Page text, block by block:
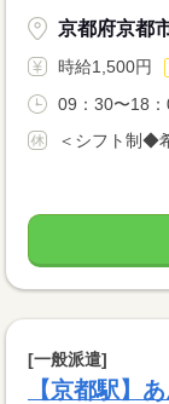
京都府京都
時給1,500円
09：30〜18：
＜シフト制◆
[一般派遣]
【京都駅】